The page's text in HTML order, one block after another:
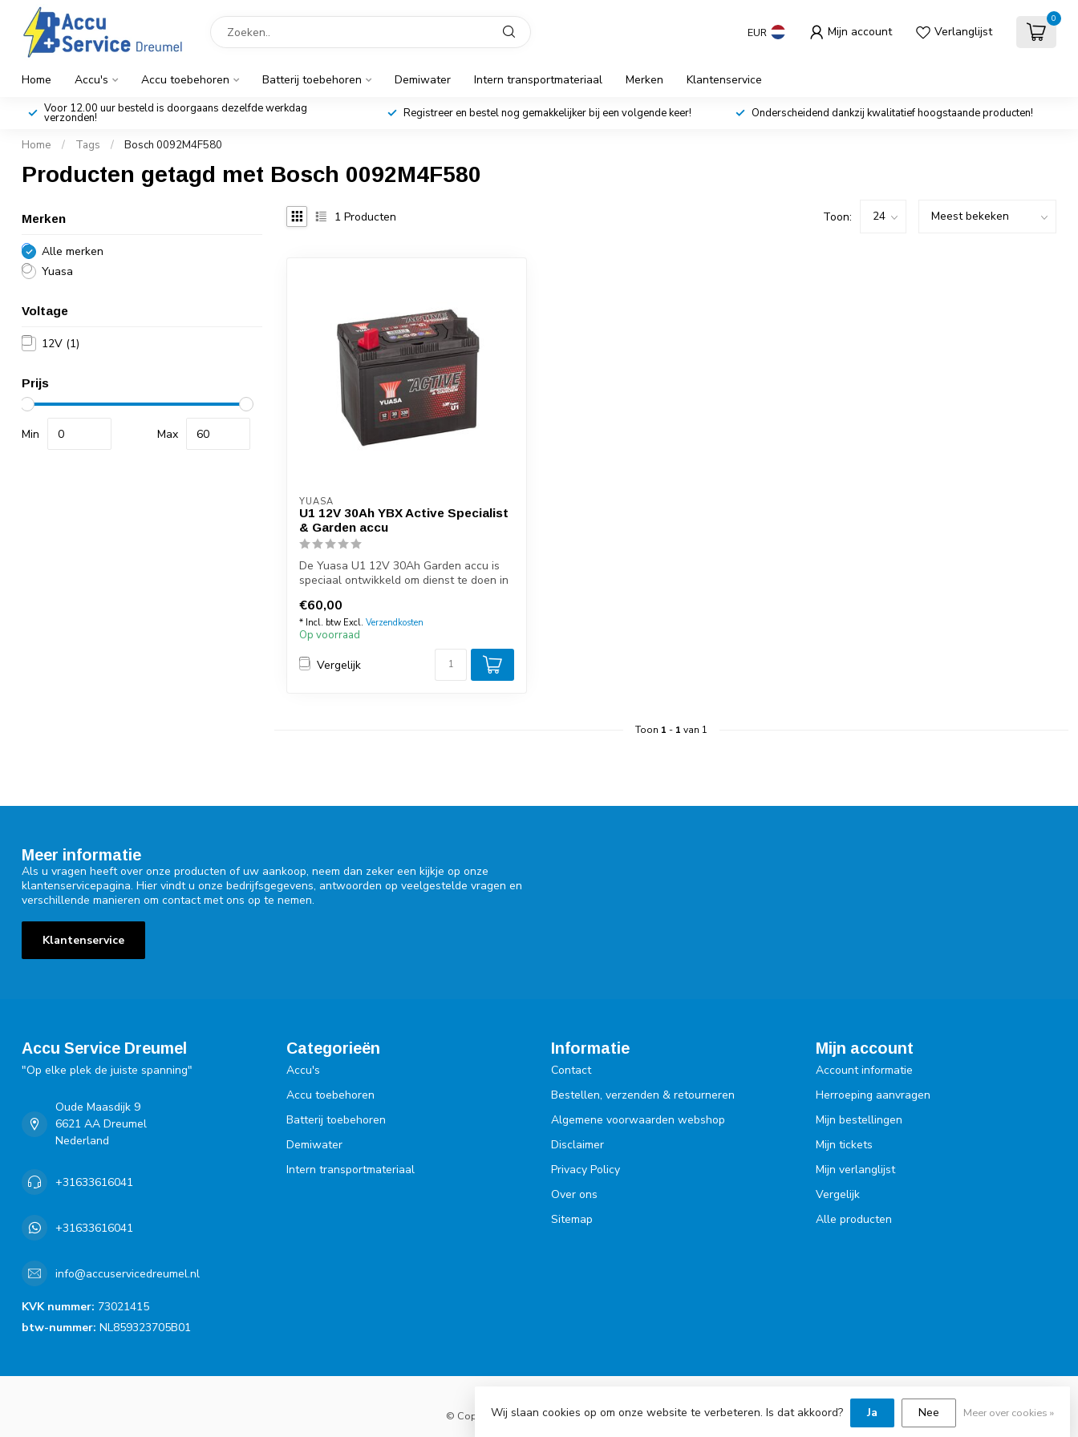
EUR Mijn account Verlanglijst
0
Home Accu's Accu toebehoren Batterij toebehoren Demiwater Intern transportmateriaal Merken Klantenservice
Voor 12.00 uur besteld is doorgaans dezelfde werkdag
verzonden! Registreer en bestel nog gemakkelijker bij een volgende keer! Onderscheidend dankzij kwalitatief hoogstaande producten!
Home / Tags / Bosch 0092M4F580
Producten getagd met Bosch 0092M4F580
Merken
Alle merken
Yuasa
Voltage
12V (1)
Prijs
Min Max
1 Producten Toon:
YUASA
U1 12V 30Ah YBX Active Specialist
& Garden accu
De Yuasa U1 12V 30Ah Garden accu is
speciaal ontwikkeld om dienst te doen in
€60,00
* Incl. btw Excl. Verzendkosten
Op voorraad
Vergelijk
Toon 1 - 1 van 1
Meer informatie
Als u vragen heeft over onze producten of uw aankoop, neem dan zeker een kijkje op onze
klantenservicepagina. Hier vindt u onze bedrijfsgegevens, antwoorden op veelgestelde vragen en
verschillende manieren om contact met ons op te nemen.
Klantenservice
Accu Service Dreumel
"Op elke plek de juiste spanning"
Oude Maasdijk 9
6621 AA Dreumel
Nederland
+31633616041
+31633616041
info@accuservicedreumel.nl
KVK nummer: 73021415
btw-nummer: NL859323705B01
Categorieën
Accu's
Accu toebehoren
Batterij toebehoren
Demiwater
Intern transportmateriaal
Informatie
Contact
Bestellen, verzenden & retourneren
Algemene voorwaarden webshop
Disclaimer
Privacy Policy
Over ons
Sitemap
Mijn account
Account informatie
Herroeping aanvragen
Mijn bestellingen
Mijn tickets
Mijn verlanglijst
Vergelijk
Alle producten
© Copyright 2026 Accu Service Dreumel
Wij slaan cookies op om onze website te verbeteren. Is dat akkoord? Ja Nee Meer over cookies »